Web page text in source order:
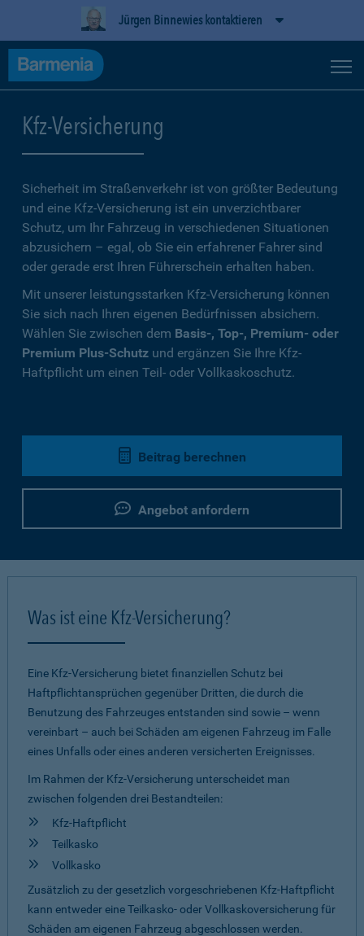
Jürgen Binnewies kontaktieren
Kfz-Versicherung
Sicherheit im Straßenverkehr ist von größter Bedeutung
und eine Kfz-Versicherung ist ein unverzichtbarer
Schutz, um Ihr Fahrzeug in verschiedenen Situationen
abzusichern – egal, ob Sie ein erfahrener Fahrer sind
oder gerade erst Ihren Führerschein erhalten haben.
Mit unserer leistungsstarken Kfz-Versicherung können
Sie sich nach Ihren eigenen Bedürfnissen absichern.
Wählen Sie zwischen dem Basis-, Top-, Premium- oder
Premium Plus-Schutz und ergänzen Sie Ihre Kfz-
Haftpflicht um einen Teil- oder Vollkaskoschutz.
Beitrag berechnen
Angebot anfordern
Was ist eine Kfz-Versicherung?
Eine Kfz-Versicherung bietet finanziellen Schutz bei
Haftpflichtansprüchen gegenüber Dritten, die durch die
Benutzung des Fahrzeuges entstanden sind sowie – wenn
vereinbart – auch bei Schäden am eigenen Fahrzeug im Falle
eines Unfalls oder eines anderen versicherten Ereignisses.
Im Rahmen der Kfz-Versicherung unterscheidet man
zwischen folgenden drei Bestandteilen:
Kfz-Haftpflicht
Teilkasko
Vollkasko
Zusätzlich zu der gesetzlich vorgeschriebenen Kfz-Haftpflicht
kann entweder eine Teilkasko- oder Vollkaskoversicherung für
Schäden am eigenen Fahrzeug abgeschlossen werden.